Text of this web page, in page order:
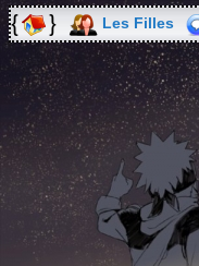
Les Filles